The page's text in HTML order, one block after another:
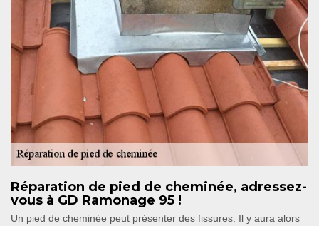
Réparation de pied de cheminée, adressez-
vous à GD Ramonage 95 !
Un pied de cheminée peut présenter des fissures. Il y aura alors